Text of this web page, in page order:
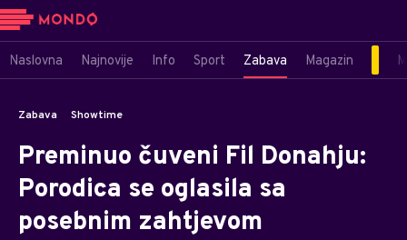
Naslovna Najnovije Info Sport Zabava Magazin
Zabava Showtime
Preminuo čuveni Fil Donahju:
Porodica se oglasila sa
posebnim zahtjevom